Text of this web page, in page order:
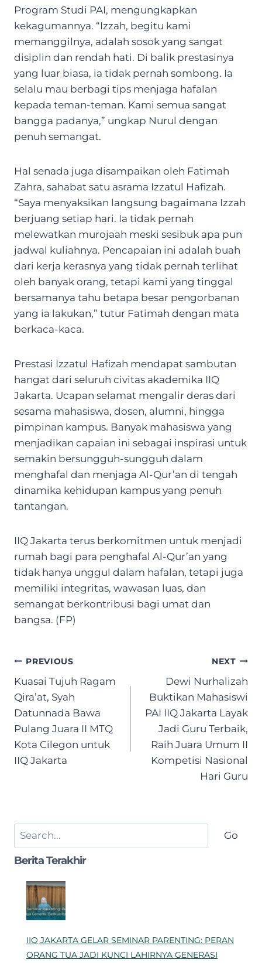
Program Studi PAI, mengungkapkan
kekagumannya. “Izzah, begitu kami
memanggilnya, adalah sosok yang sangat
disiplin dan rendah hati. Di balik prestasinya
yang luar biasa, ia tidak pernah sombong. Ia
selalu mau berbagi tips menjaga hafalan
kepada teman-teman. Kami semua sangat
bangga padanya,” ungkap Nurul dengan
penuh semangat.
Hal senada juga disampaikan oleh Fatimah
Zahra, sahabat satu asrama Izzatul Hafizah.
“Saya menyaksikan langsung bagaimana Izzah
berjuang setiap hari. Ia tidak pernah
melewatkan murojaah meski sesibuk apa pun
jadwal kuliahnya. Pencapaian ini adalah buah
dari kerja kerasnya yang tidak pernah terlihat
oleh banyak orang, tetapi kami yang tinggal
bersamanya tahu betapa besar pengorbanan
yang ia lakukan,” tutur Fatimah dengan mata
berkaca-kaca.
Prestasi Izzatul Hafizah mendapat sambutan
hangat dari seluruh civitas akademika IIQ
Jakarta. Ucapan selamat mengalir deras dari
sesama mahasiswa, dosen, alumni, hingga
pimpinan kampus. Banyak mahasiswa yang
menjadikan capaian ini sebagai inspirasi untuk
semakin bersungguh-sungguh dalam
menghafal dan menjaga Al-Qur’an di tengah
dinamika kehidupan kampus yang penuh
tantangan.
IIQ Jakarta terus berkomitmen untuk menjadi
rumah bagi para penghafal Al-Qur’an yang
tidak hanya unggul dalam hafalan, tetapi juga
memiliki integritas, wawasan luas, dan
semangat berkontribusi bagi umat dan
bangsa. (FP)
Post
navigation
PREVIOUS
Kuasai Tujuh Ragam
Qira’at, Syah
Datunnada Bawa
Pulang Juara II MTQ
Kota Cilegon untuk
IIQ Jakarta
NEXT
Dewi Nurhalizah
Buktikan Mahasiswi
PAI IIQ Jakarta Layak
Jadi Guru Terbaik,
Raih Juara Umum II
Kompetisi Nasional
Hari Guru
Search Go
Berita Terakhir
IIQ JAKARTA GELAR SEMINAR PARENTING: PERAN
ORANG TUA JADI KUNCI LAHIRNYA GENERASI